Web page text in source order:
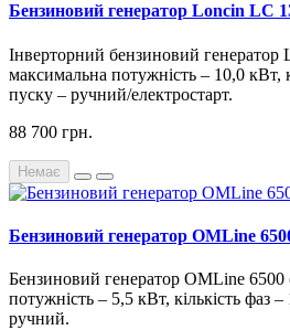
Бензиновий генератор Loncin LC
Інверторний бензиновий генератор
максимальна потужність – 10,0 кВт,
пуску – ручний/електростарт.
88 700 грн.
Немає
Бензиновий генератор OMLine
Бензиновий генератор OMLine
потужність – 5,5 кВт, кількість фаз
ручний.